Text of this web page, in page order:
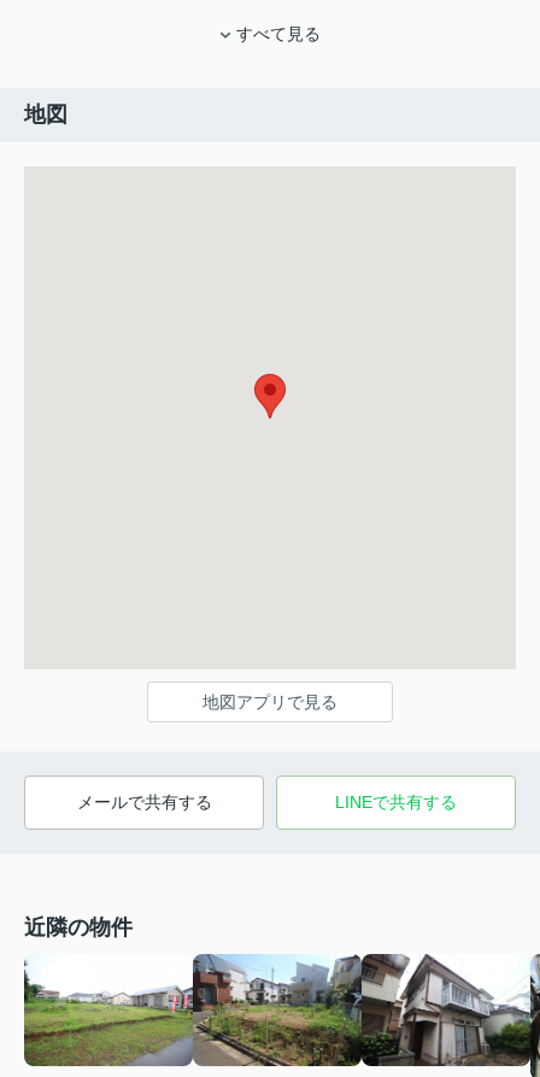
すべて見る
地図
地図アプリで見る
メールで共有する LINEで共有する
近隣の物件